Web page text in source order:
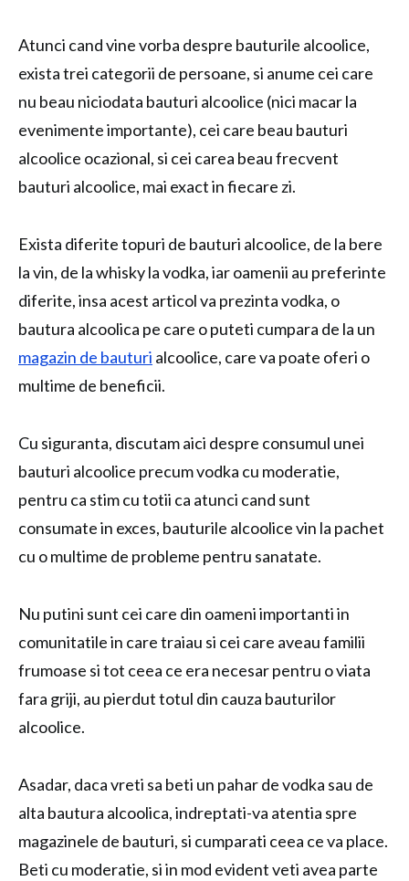
Atunci cand vine vorba despre bauturile alcoolice,
exista trei categorii de persoane, si anume cei care
nu beau niciodata bauturi alcoolice (nici macar la
evenimente importante), cei care beau bauturi
alcoolice ocazional, si cei carea beau frecvent
bauturi alcoolice, mai exact in fiecare zi.
Exista diferite topuri de bauturi alcoolice, de la bere
la vin, de la whisky la vodka, iar oamenii au preferinte
diferite, insa acest articol va prezinta vodka, o
bautura alcoolica pe care o puteti cumpara de la un
magazin de bauturi alcoolice, care va poate oferi o
multime de beneficii.
Cu siguranta, discutam aici despre consumul unei
bauturi alcoolice precum vodka cu moderatie,
pentru ca stim cu totii ca atunci cand sunt
consumate in exces, bauturile alcoolice vin la pachet
cu o multime de probleme pentru sanatate.
Nu putini sunt cei care din oameni importanti in
comunitatile in care traiau si cei care aveau familii
frumoase si tot ceea ce era necesar pentru o viata
fara griji, au pierdut totul din cauza bauturilor
alcoolice.
Asadar, daca vreti sa beti un pahar de vodka sau de
alta bautura alcoolica, indreptati-va atentia spre
magazinele de bauturi, si cumparati ceea ce va place.
Beti cu moderatie, si in mod evident veti avea parte